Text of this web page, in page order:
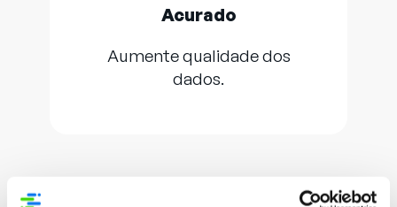
Acurado
Aumente qualidade dos
dados.